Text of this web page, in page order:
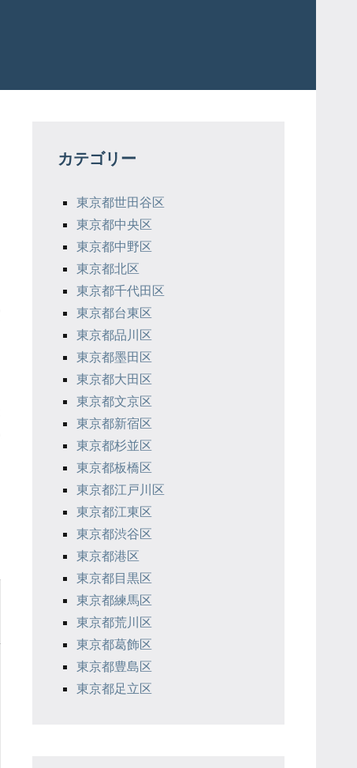
カテゴリー
東京都世田谷区
東京都中央区
東京都中野区
東京都北区
東京都千代田区
東京都台東区
東京都品川区
東京都墨田区
東京都大田区
東京都文京区
東京都新宿区
東京都杉並区
東京都板橋区
東京都江戸川区
東京都江東区
東京都渋谷区
東京都港区
東京都目黒区
東京都練馬区
東京都荒川区
東京都葛飾区
東京都豊島区
東京都足立区